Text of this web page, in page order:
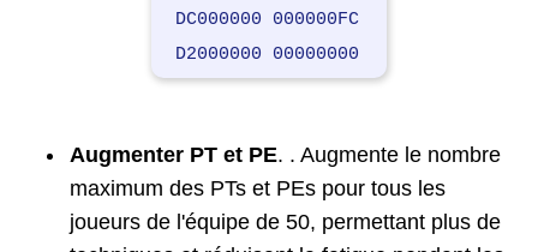
DC000000 000000FC
D2000000 00000000
Augmenter PT et PE. . Augmente le nombre
maximum des PTs et PEs pour tous les
joueurs de l'équipe de 50, permettant plus de